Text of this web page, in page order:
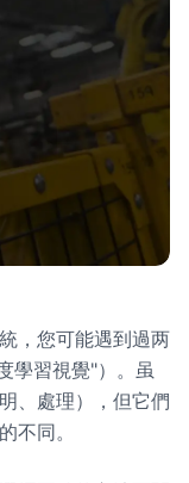
，您可能遇到過两
學習視覺"）。虽
、處理），但它們
不同。